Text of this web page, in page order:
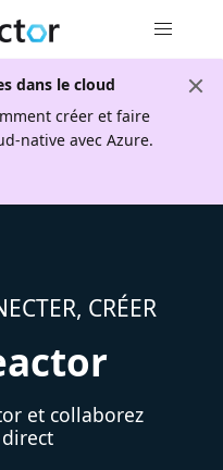
dans le cloud
créer et faire
native avec Azure.
CRÉER
et collaborez